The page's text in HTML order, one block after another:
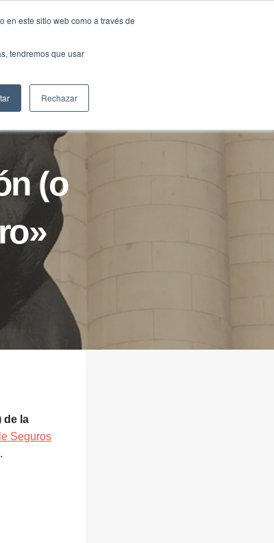
en este sitio web como a través de
tendremos que usar
Rechazar
(o
de la
Seguros